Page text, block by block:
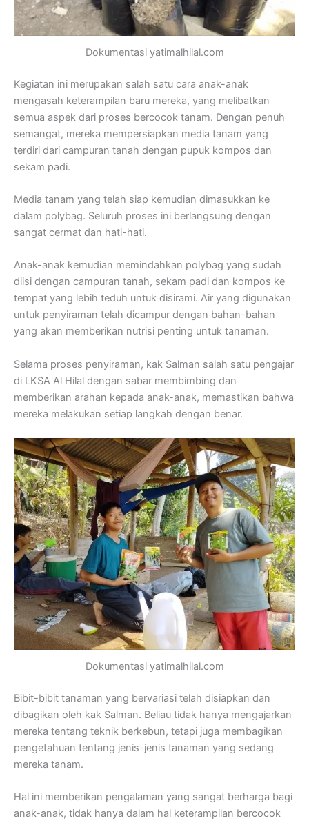
Dokumentasi yatimalhilal.com
Kegiatan ini merupakan salah satu cara anak-anak
mengasah keterampilan baru mereka, yang melibatkan
semua aspek dari proses bercocok tanam. Dengan penuh
semangat, mereka mempersiapkan media tanam yang
terdiri dari campuran tanah dengan pupuk kompos dan
sekam padi.
Media tanam yang telah siap kemudian dimasukkan ke
dalam polybag. Seluruh proses ini berlangsung dengan
sangat cermat dan hati-hati.
Anak-anak kemudian memindahkan polybag yang sudah
diisi dengan campuran tanah, sekam padi dan kompos ke
tempat yang lebih teduh untuk disirami. Air yang digunakan
untuk penyiraman telah dicampur dengan bahan-bahan
yang akan memberikan nutrisi penting untuk tanaman.
Selama proses penyiraman, kak Salman salah satu pengajar
di LKSA Al Hilal dengan sabar membimbing dan
memberikan arahan kepada anak-anak, memastikan bahwa
mereka melakukan setiap langkah dengan benar.
Dokumentasi yatimalhilal.com
Bibit-bibit tanaman yang bervariasi telah disiapkan dan
dibagikan oleh kak Salman. Beliau tidak hanya mengajarkan
mereka tentang teknik berkebun, tetapi juga membagikan
pengetahuan tentang jenis-jenis tanaman yang sedang
mereka tanam.
Hal ini memberikan pengalaman yang sangat berharga bagi
anak-anak, tidak hanya dalam hal keterampilan bercocok